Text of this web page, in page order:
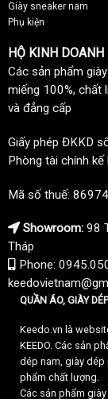
Giày sneaker nam
Phụ kiện
HỘ KINH DOANH
Các sản phẩm
miếng 100%, chất
và đẳng cấp
Giấy phép ĐKKD
Phòng tài chính
Mã số thuế:
Showroom: 98
Tháp
Phone:
QUẦN ÁO, GIÀY
Keedo.vn là
KEEDO. Các sản
dép nam, giày dép
phẩm chất lượng.
Các sản phẩm